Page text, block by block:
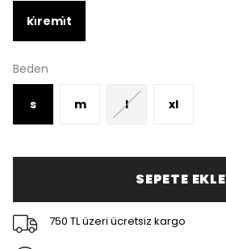
ki̇remi̇t
Beden
s m l xl
SEPETE EKLE
750 TL üzeri ücretsiz kargo